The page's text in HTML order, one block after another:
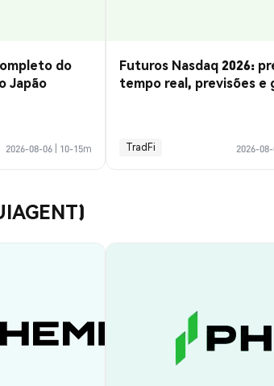
do
Japão
2026-08-06 10-15m
Futuros Nasdaq 2026:
tempo real, previsões e
TradFi 2026-